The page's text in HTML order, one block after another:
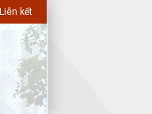
Liên kết